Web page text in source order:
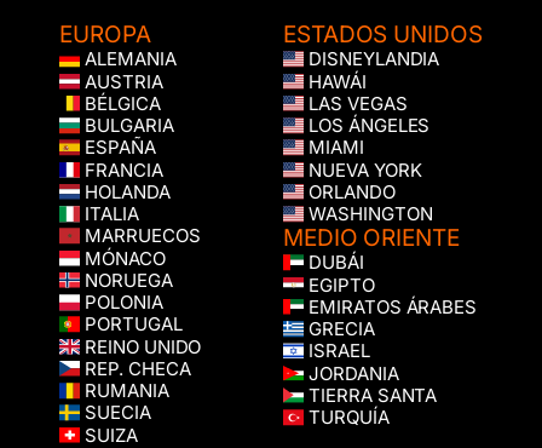
EUROPA
ALEMANIA
AUSTRIA
BÉLGICA
BULGARIA
ESPAÑA
FRANCIA
HOLANDA
ITALIA
MARRUECOS
MÓNACO
NORUEGA
POLONIA
PORTUGAL
REINO UNIDO
REP. CHECA
RUMANIA
SUECIA
SUIZA
ESTADOS UNIDOS
DISNEYLANDIA
HAWÁI
LAS VEGAS
LOS ÁNGELES
MIAMI
NUEVA YORK
ORLANDO
WASHINGTON
MEDIO ORIENTE
DUBÁI
EGIPTO
EMIRATOS ÁRABES
GRECIA
ISRAEL
JORDANIA
TIERRA SANTA
TURQUÍA